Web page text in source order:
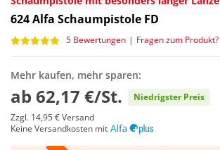
624Alfa Schaumpistole FD
5 Bewertungen | Fragen zum Produkt?
Mehr kaufen, mehr sparen:
ab 62,17 €/St.
Niedrigster Preis
Zzgl. 14,95 €Versand
Keine Versandkosten mit